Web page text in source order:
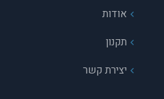
אודות
תקנון
יצירת קשר